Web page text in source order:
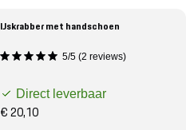
IJskrabber met handschoen
5/5 (2 reviews)
Direct leverbaar
€ 20,10